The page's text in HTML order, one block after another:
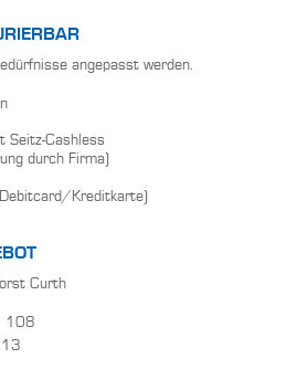
angepasst werden.
Seitz-Cashless
durch Firma)
Kreditkarte)
Curth
108